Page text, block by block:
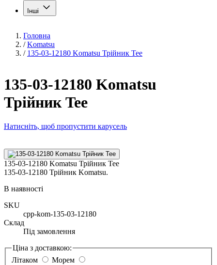
Інші
Головна
/ Komatsu
/ 135-03-12180 Komatsu Трійник Tee
135-03-12180 Komatsu
Трійник Tee
Натисніть, щоб пропустити карусель
135-03-12180 Komatsu Трійник Tee
135-03-12180 Трійник Komatsu.
В наявності
SKU
cpp-kom-135-03-12180
Склад
Під замовлення
Ціна з доставкою:
Літаком
Морем